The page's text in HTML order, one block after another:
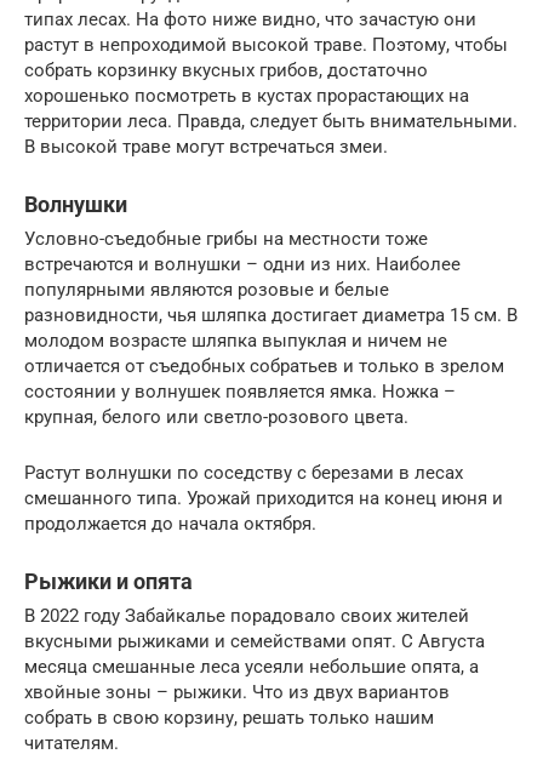
типах лесах. На фото ниже видно, что зачастую они
растут в непроходимой высокой траве. Поэтому, чтобы
собрать корзинку вкусных грибов, достаточно
хорошенько посмотреть в кустах прорастающих на
территории леса. Правда, следует быть внимательными.
В высокой траве могут встречаться змеи.
Волнушки
Условно-съедобные грибы на местности тоже
встречаются и волнушки – одни из них. Наиболее
популярными являются розовые и белые
разновидности, чья шляпка достигает диаметра 15 см. В
молодом возрасте шляпка выпуклая и ничем не
отличается от съедобных собратьев и только в зрелом
состоянии у волнушек появляется ямка. Ножка –
крупная, белого или светло-розового цвета.
Растут волнушки по соседству с березами в лесах
смешанного типа. Урожай приходится на конец июня и
продолжается до начала октября.
Рыжики и опята
В 2022 году Забайкалье порадовало своих жителей
вкусными рыжиками и семействами опят. С Августа
месяца смешанные леса усеяли небольшие опята, а
хвойные зоны – рыжики. Что из двух вариантов
собрать в свою корзину, решать только нашим
читателям.